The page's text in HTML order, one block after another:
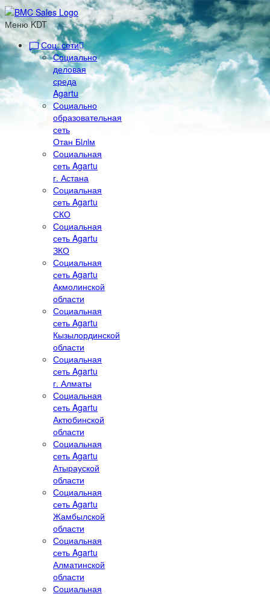
Меню KDT
Соц. сети
Социально
деловая
среда
Agartu
Социально
образовательная
сеть
Отан Бiлiм
Социальная
сеть Agartu
г. Астана
Социальная
сеть Agartu
СКО
Социальная
сеть Agartu
ЗКО
Социальная
сеть Agartu
Акмолинской
области
Социальная
сеть Agartu
Кызылординской
области
Социальная
сеть Agartu
г. Алматы
Социальная
сеть Agartu
Актюбинской
области
Социальная
сеть Agartu
Атырауской
области
Социальная
сеть Agartu
Жамбылской
области
Социальная
сеть Agartu
Алматинской
области
Социальная